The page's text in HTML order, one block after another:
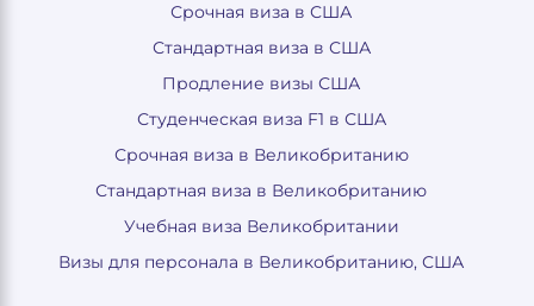
Срочная виза в США
Стандартная виза в США
Продление визы США
Студенческая виза F1 в США
Срочная виза в Великобританию
Стандартная виза в Великобританию
Учебная виза Великобритании
Визы для персонала в Великобританию, США